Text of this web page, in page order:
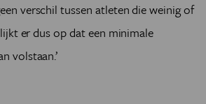
verschil tussen atleten die weinig of
er dus op dat een minimale
volstaan.’